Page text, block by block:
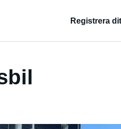
Registrera